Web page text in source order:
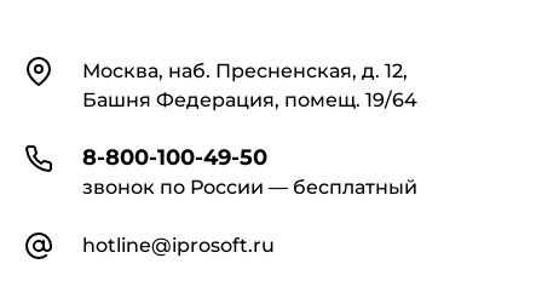
КонтактыМосква, наб. Пресненская, д. 12,
Башня Федерация, помещ. 19/64
8-800-100-49-50
звонок по России — бесплатный
hotline@iprosoft.ru